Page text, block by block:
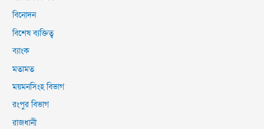
বিনোদন
বিশেষ ব্যক্তিত্ব
ব্যাংক
মতামত
ময়মনসিংহ বিভাগ
রংপুর বিভাগ
রাজধানী